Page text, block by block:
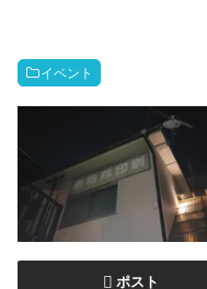
イベント
ポスト